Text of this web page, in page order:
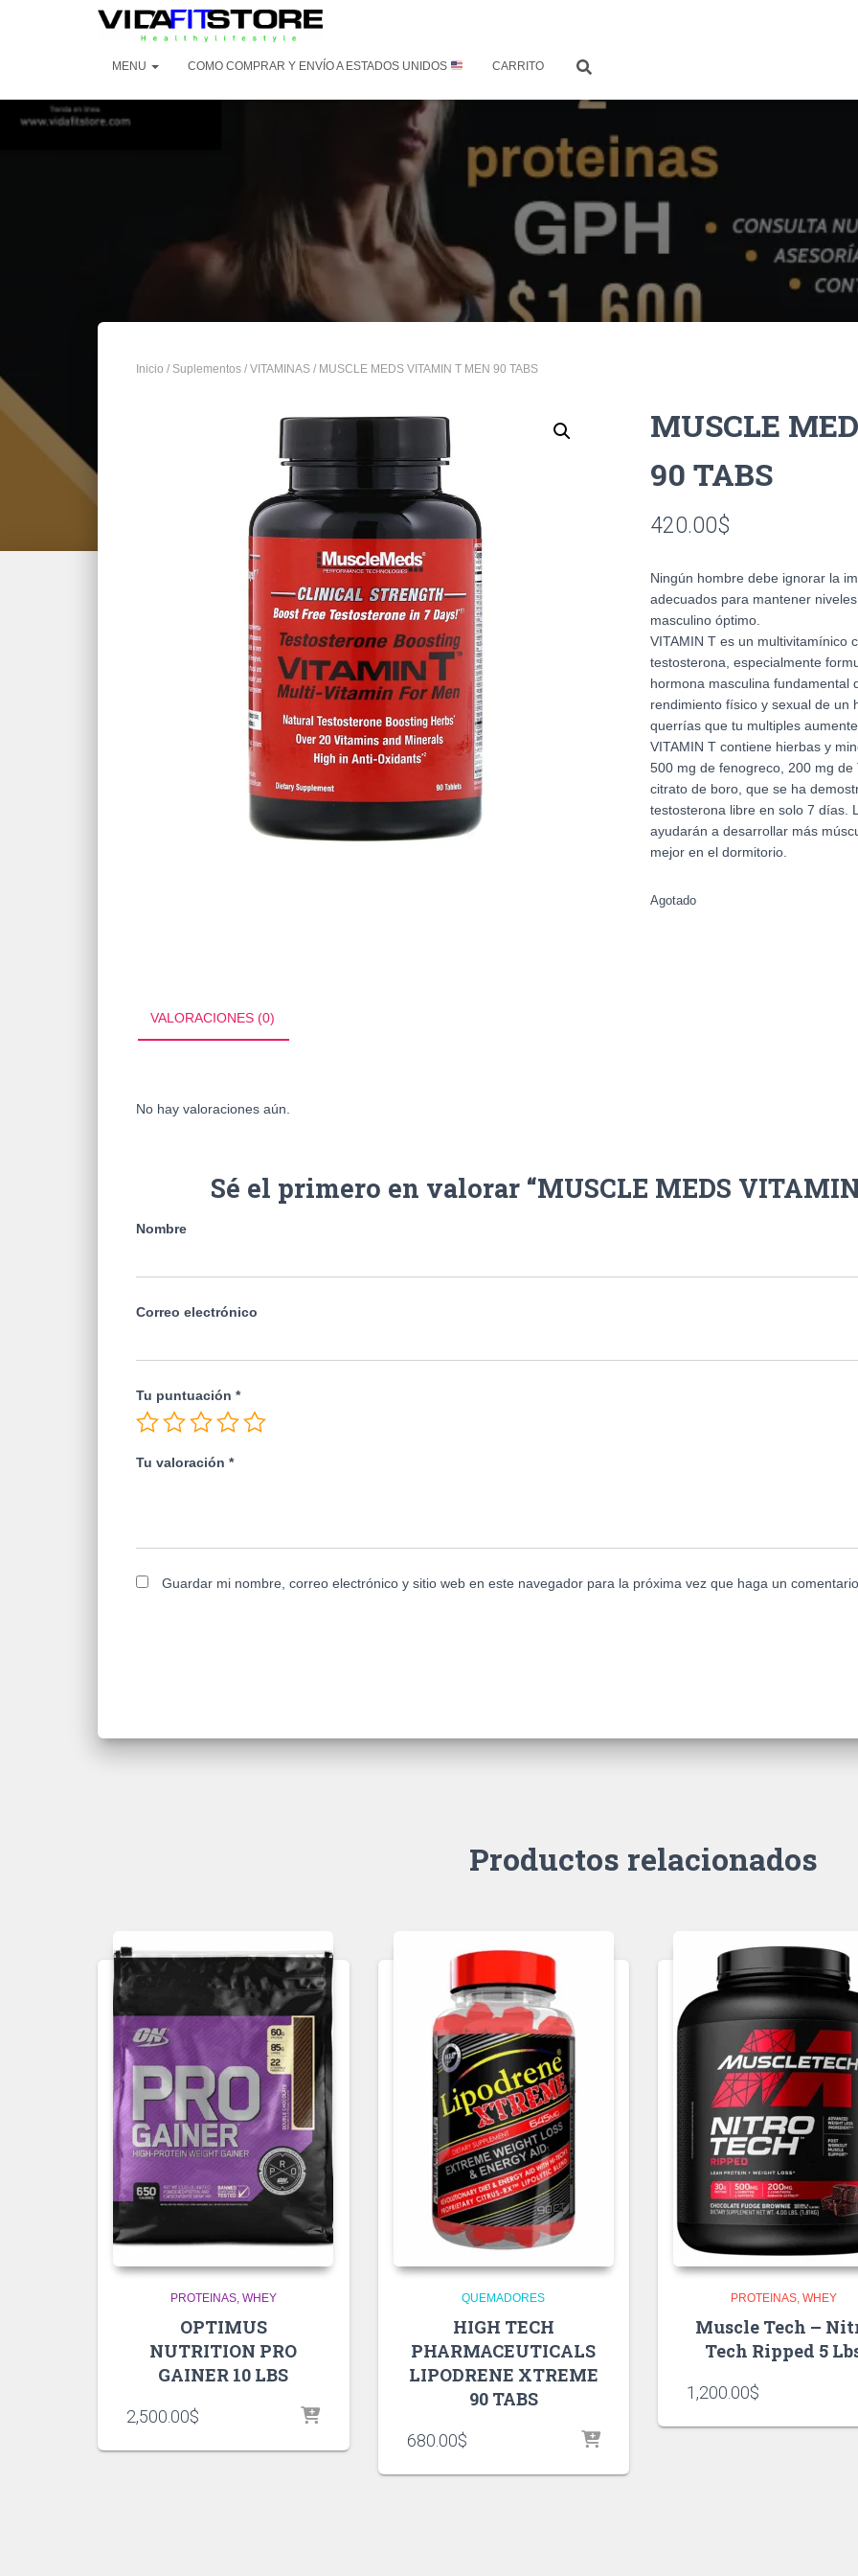
MENU COMO COMPRAR Y ENVÍO A ESTADOS UNIDOS CARRITO
Inicio / Suplementos / VITAMINAS / MUSCLE MEDS VITAMIN T MEN 90 TABS
MUSCLE
90 TABS
420.00$
Ningún hombre debe ignorar la
adecuados para mantener
masculino óptimo.
VITAMIN T es un multivitamínico
testosterona, especialmente
hormona masculina fundamental
rendimiento físico y sexual de un
querrías que tu multiples
VITAMIN T contiene hierbas y
500 mg de fenogreco, 200 mg
citrato de boro, que se ha
testosterona libre en solo 7 días.
ayudarán a desarrollar más
mejor en el dormitorio.
Agotado
VALORACIONES (0)
No hay valoraciones aún.
Sé el primero en valorar “MUSCLE MEDS
Nombre
Correo electrónico
Tu puntuación *
Tu valoración *
Guardar mi nombre, correo electrónico y sitio web en este navegador para la próxima vez que haga un
Productos relacionados
PROTEINAS WHEY
OPTIMUS
NUTRITION PRO
GAINER 10 LBS
2,500.00$
QUEMADORES
HIGH TECH
PHARMACEUTICALS
LIPODRENE XTREME
90 TABS
680.00$
PROTEINAS WHEY
Muscle Tech –
Tech Ripped 5
1,200.00$